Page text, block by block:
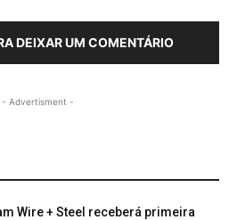
DEIXAR UM COMENTÁRIO
- Advertisment -
Wire + Steel receberá primeira